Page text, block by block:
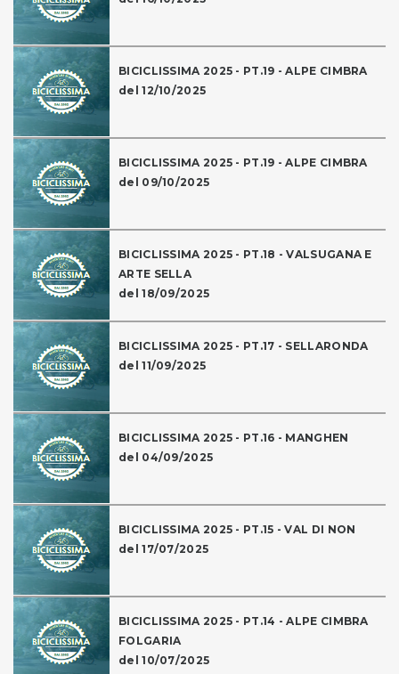
BICICLISSIMA 2025 - PT.19 - ALPE CIMBRA
del 12/10/2025
BICICLISSIMA 2025 - PT.19 - ALPE CIMBRA
del 09/10/2025
BICICLISSIMA 2025 - PT.18 - VALSUGANA E
ARTE SELLA
del 18/09/2025
BICICLISSIMA 2025 - PT.17 - SELLARONDA
del 11/09/2025
BICICLISSIMA 2025 - PT.16 - MANGHEN
del 04/09/2025
BICICLISSIMA 2025 - PT.15 - VAL DI NON
del 17/07/2025
BICICLISSIMA 2025 - PT.14 - ALPE CIMBRA
FOLGARIA
del 10/07/2025